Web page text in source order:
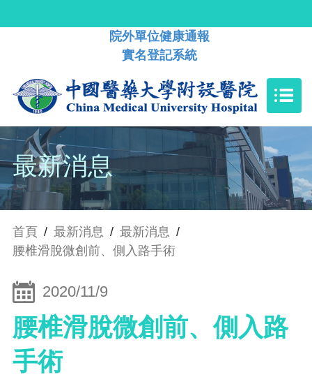
院外單位健康通報
實名登記系統
最新消息
首頁 / 最新消息 / 最新消息 /
腰椎滑脫微創前、側入路手術
2020/11/9
腰椎滑脫微創前、側入路
手術